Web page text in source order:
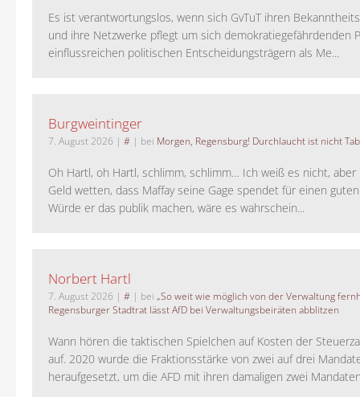
Es ist verantwortungslos, wenn sich GvTuT ihren
und ihre Netzwerke pflegt um sich demokratiegefährdenden
einflussreichen politischen Entscheidungsträgern als Me...
Burgweintinger
7. August 2026 | # | bei Morgen, Regensburg! Durchlaucht ist nicht
Oh Hartl, oh Hartl, schlimm, schlimm… Ich weiß es nicht, aber
Geld wetten, dass Maffay seine Gage spendet für einen
Würde er das publik machen, wäre es wahrschein...
Norbert Hartl
7. August 2026 | # | bei „So weit wie möglich von der Verwaltung
Regensburger Stadtrat lässt AfD bei Verwaltungsbeiräten abblitzen
Wann hören die taktischen Spielchen auf Kosten der
auf. 2020 wurde die Fraktionsstärke von zwei auf drei
heraufgesetzt, um die AFD mit ihren damaligen zwei